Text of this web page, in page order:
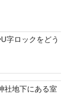
字ロックをどう
社地下にある室